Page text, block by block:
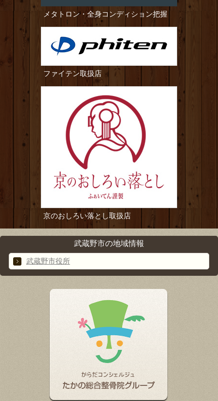
メタトロン・全身コンディション把握
ファイテン取扱店
京のおしろい落とし取扱店
武蔵野市の地域情報
武蔵野市役所